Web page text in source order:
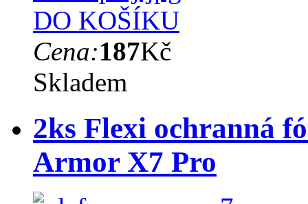
DO KOŠÍKU
Cena:187Kč
Skladem
2ks Flexi ochranná
Armor X7 Pro